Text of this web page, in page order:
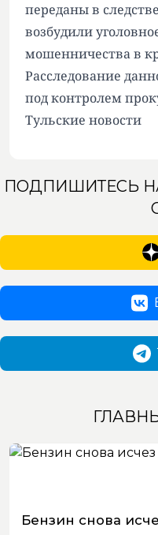
переданы в
возбудили
мошенничества в
Расследование
под контролем
Тульские новости
ПОДПИШИТЕСЬ
Бензин снова